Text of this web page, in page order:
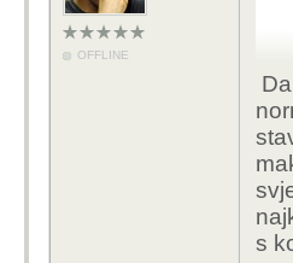
OFFLINE
s